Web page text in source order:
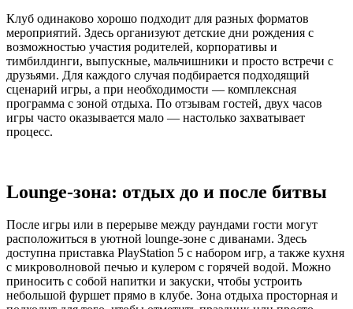
Клуб одинаково хорошо подходит для разных форматов
мероприятий. Здесь организуют детские дни рождения с
возможностью участия родителей, корпоративы и
тимбилдинги, выпускные, мальчишники и просто встречи с
друзьями. Для каждого случая подбирается подходящий
сценарий игры, а при необходимости — комплексная
программа с зоной отдыха. По отзывам гостей, двух часов
игры часто оказывается мало — настолько захватывает
процесс.
Lounge-зона: отдых до и после битвы
После игры или в перерыве между раундами гости могут
расположиться в уютной lounge-зоне с диванами. Здесь
доступна приставка PlayStation 5 с набором игр, а также кухня
с микроволновой печью и кулером с горячей водой. Можно
приносить с собой напитки и закуски, чтобы устроить
небольшой фуршет прямо в клубе. Зона отдыха просторная и